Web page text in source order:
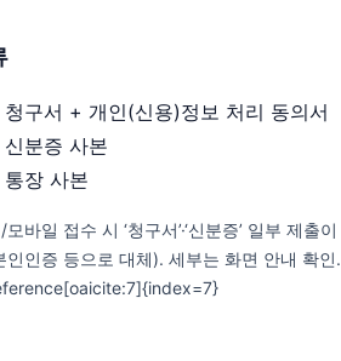
청구서 + 개인(신용)정보 처리 동의서
분증 사본
장 사본
바일 접수 시 ‘청구서’·‘신분증’ 일부 제출
인인증 등으로 대체). 세부는 화면 안내 확인.